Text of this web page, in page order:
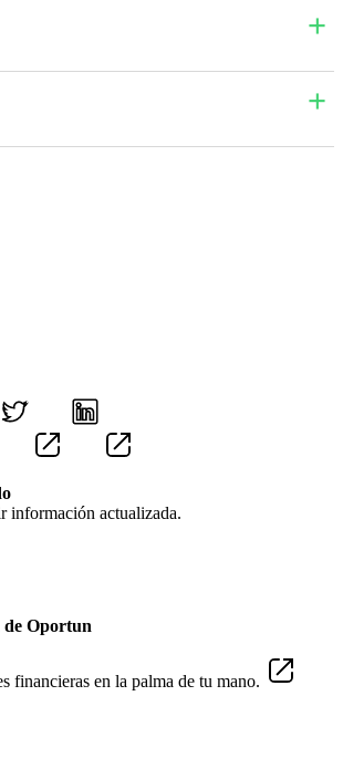
información actualizada.
de Oportun
financieras en la palma de tu mano.